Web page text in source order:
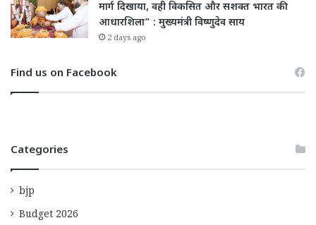
मार्ग दिखाया, वही विकसित और सशक्त भारत की
आधारशिला” : मुख्यमंत्री विष्णुदेव साय
2 days ago
Find us on Facebook
Categories
bjp
Budget 2026